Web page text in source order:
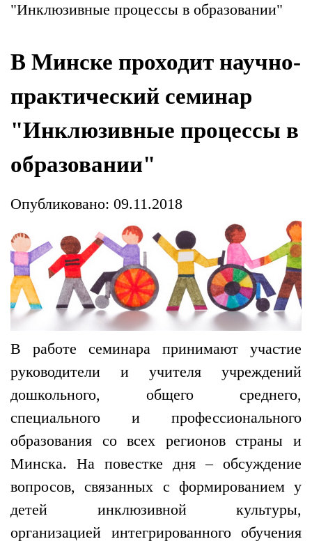
"Инклюзивные процессы в образовании"
В Минске проходит научно-
практический семинар
"Инклюзивные процессы в
образовании"
Опубликовано: 09.11.2018
В работе семинара принимают участие
руководители и учителя учреждений
дошкольного, общего среднего,
специального и профессионального
образования со всех регионов страны и
Минска. На повестке дня – обсуждение
вопросов, связанных с формированием у
детей инклюзивной культуры,
организацией интегрированного обучения